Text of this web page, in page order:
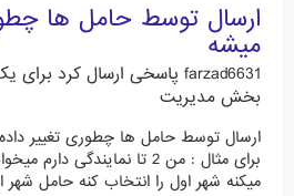
ارسال توسط حامل ها
میشه
farzad6631 پاسخی ارسال کرد برای
بخش مدیریت
ارسال توسط حامل ها چطوری تغییر
برای مثال : من 2 تا نمایندگی
میکنه شهر اول را انتخاب کنه حامل